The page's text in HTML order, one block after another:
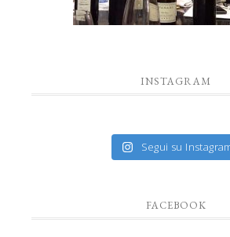
INSTAGRAM
Segui su
FACEBOOK